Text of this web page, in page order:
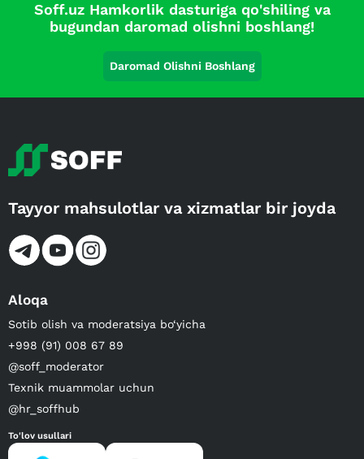
Soff.uz Hamkorlik dasturiga qo'shiling va
bugundan daromad olishni boshlang!
Daromad Olishni Boshlang
Tayyor mahsulotlar va xizmatlar bir joyda
Aloqa
Sotib olish va moderatsiya bo‘yicha
+998 (91) 008 67 89
@soff_moderator
Texnik muammolar uchun
@hr_soffhub
To'lov usullari